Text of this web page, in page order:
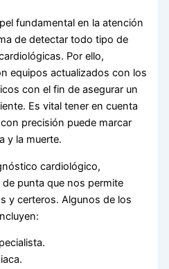
fundamental en la atención
de detectar todo tipo de
Por ello,
equipos actualizados con los
con el fin de asegurar un
Es vital tener en cuenta
precisión puede marcar
y la muerte.
cardiológico,
punta que nos permite
y certeros. Algunos de los